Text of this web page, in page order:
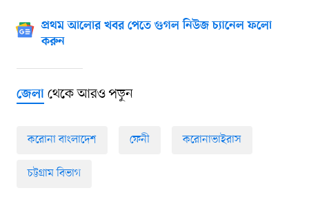
প্রথম আলোর খবর পেতে গুগল নিউজ চ্যানেল ফলো
করুন
জেলাথেকে আরও পড়ুন
করোনা বাংলাদেশ ফেনী করোনাভাইরাস
চট্টগ্রাম বিভাগ